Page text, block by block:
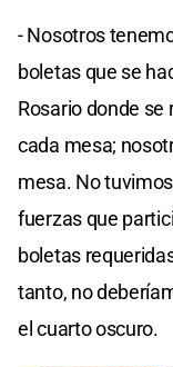
- Nosotros
boletas que se
Rosario donde
cada mesa;
mesa. No
fuerzas que
boletas
tanto, no
el cuarto oscuro.